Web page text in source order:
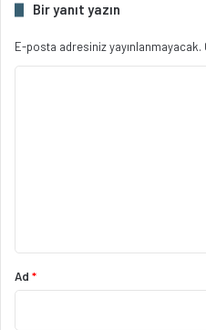
Bir yanıt yazın
E-posta adresiniz yayınlanmayacak.
Ad *